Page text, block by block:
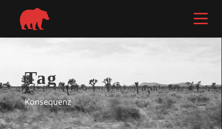
Tag
Konsequenz